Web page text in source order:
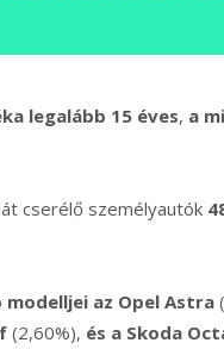
legalább 15 éves, a
cserélő személyautók
az Opel Astra
(2,60%), és a Skoda